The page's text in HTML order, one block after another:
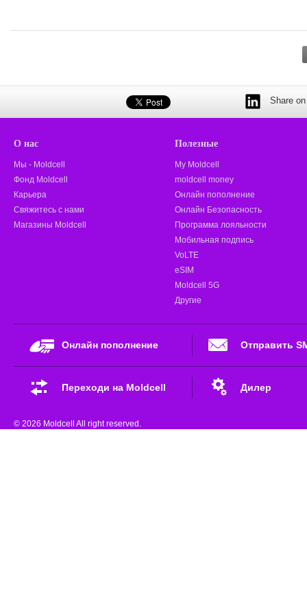
Share
О нас
Мы - Moldcell
Фонд Moldcell
Карьера
Свяжитесь с нами
Магазины Moldcell
Полезные
My Moldcell
moldcell money
Онлайн пополнение
Онлайн Безопасность
Программа лояльности
Мобильная подпись
VoLTE
eSIM
Moldcell 5G
Другие
Онлайн пополнение Отправить
Переходи на Moldcell Дилер
© 2026 Moldcell All right reserved.